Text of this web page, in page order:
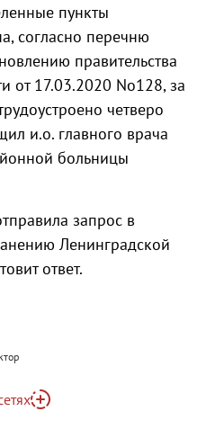
пункты
согласно перечню
правительства
от 17.03.2020 No128, за
четверо
и.о. главного врача
больницы
запрос в
Ленинградской
ответ.